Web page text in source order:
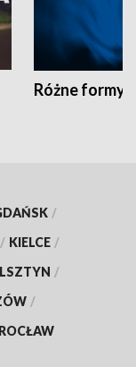
Różne formy
/
/ KIELCE /
/
/